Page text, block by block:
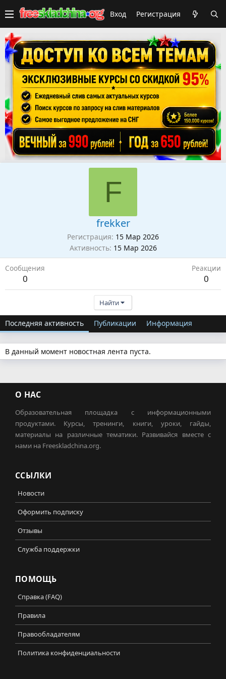
Вход Регистрация
F
frekker
Регистрация 15 Мар 2026
Активность 15 Мар 2026
Сообщения
0
Реакции
0
Найти
Последняя активность Публикации Информация
В данный момент новостная лента пуста.
О НАС
Образовательная площадка с информационными
продуктами. Курсы, тренинги, книги, уроки, гайды,
материалы на различные тематики. Развивайся вместе с
нами на Freeskladchina.org.
ССЫЛКИ
Новости
Оформить подписку
Отзывы
Служба поддержки
ПОМОЩЬ
Справка (FAQ)
Правила
Правообладателям
Политика конфиденциальности